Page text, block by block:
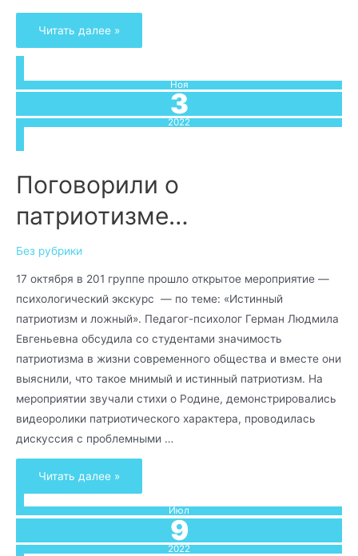
Читать далее »
Ноя
3
2022
Поговорили о
патриотизме…
Без рубрики
17 октября в 201 группе прошло открытое мероприятие —
психологический экскурс — по теме: «Истинный
патриотизм и ложный». Педагог-психолог Герман Людмила
Евгеньевна обсудила со студентами значимость
патриотизма в жизни современного общества и вместе они
выяснили, что такое мнимый и истинный патриотизм. На
мероприятии звучали стихи о Родине, демонстрировались
видеоролики патриотического характера, проводилась
дискуссия с проблемными …
Читать далее »
Июл
9
2022